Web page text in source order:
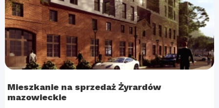
Mieszkanie na sprzedaż Żyrardów
mazowieckie